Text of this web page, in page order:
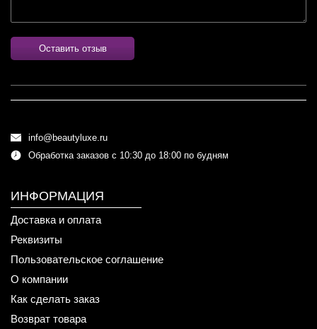
Оставить отзыв
info@beautyluxe.ru
Обработка заказов с 10:30 до 18:00 по будням
ИНФОРМАЦИЯ
Доставка и оплата
Реквизиты
Пользовательское соглашение
О компании
Как сделать заказ
Возврат товара